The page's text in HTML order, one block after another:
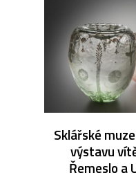
Sklářské
výstavu
Řemeslo a